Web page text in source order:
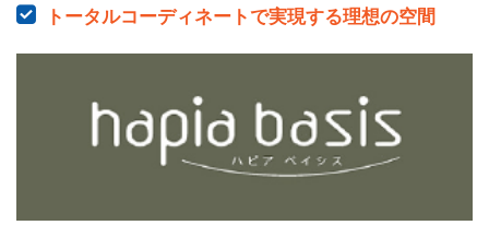
トータルコーディネートで実現する理想の空間